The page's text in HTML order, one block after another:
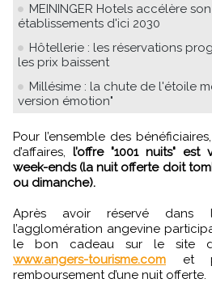
MEININGER Hotels accélère
établissements d'ici 2030
Hôtellerie : les réservations
les prix baissent
Millésime : la chute de l'étoile
version émotion"
Pour l’ensemble des bénéficiaires, touristes d’agrément et
d’affaires,
l’offre "1001 nuits"
week-ends (la nuit offerte doit
ou dimanche).
Après avoir réservé dans
l’agglomération angevine
le bon cadeau sur le site
www.angers-tourisme.com et
remboursement d’une nuit offerte.